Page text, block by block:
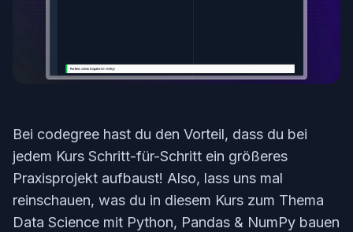
Bei codegree hast du den Vorteil, dass du bei
jedem Kurs Schritt-für-Schritt ein größeres
Praxisprojekt aufbaust! Also, lass uns mal
reinschauen, was du in diesem Kurs zum Thema
Data Science mit Python, Pandas & NumPy bauen